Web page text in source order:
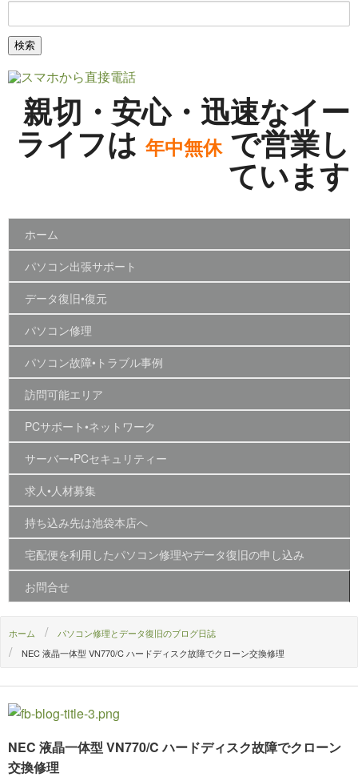
親切・安心・迅速なイー
ライフは 年中無休で営業し
ています
ホーム
パソコン出張サポート
データ復旧•復元
パソコン修理
パソコン故障•トラブル事例
訪問可能エリア
PCサポート•ネットワーク
サーバー•PCセキュリティー
求人•人材募集
持ち込み先は池袋本店へ
宅配便を利用したパソコン修理やデータ復旧の申し込み
お問合せ
ホーム
パソコン修理とデータ復旧のブログ日誌
NEC 液晶一体型 VN770/C ハードディスク故障でクローン交換修理
NEC 液晶一体型 VN770/C ハードディスク故障でクローン
交換修理